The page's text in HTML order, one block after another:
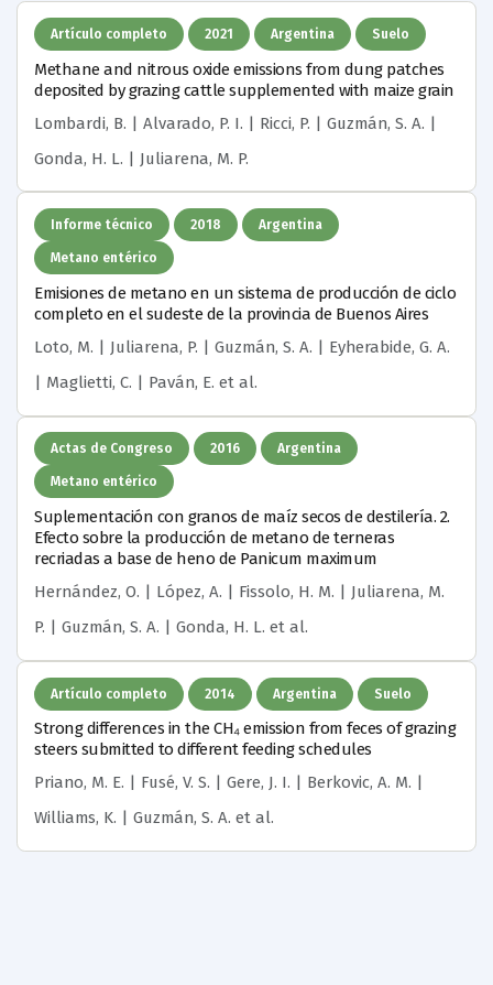
Artículo completo 2021 Argentina Suelo
Methane and nitrous oxide emissions from dung patches
deposited by grazing cattle supplemented with maize grain
Lombardi, B. | Alvarado, P. I. | Ricci, P. | Guzmán, S. A. |
Gonda, H. L. | Juliarena, M. P.
Informe técnico 2018 Argentina
Metano entérico
Emisiones de metano en un sistema de producción de ciclo
completo en el sudeste de la provincia de Buenos Aires
Loto, M. | Juliarena, P. | Guzmán, S. A. | Eyherabide, G. A.
| Maglietti, C. | Paván, E. et al.
Actas de Congreso 2016 Argentina
Metano entérico
Suplementación con granos de maíz secos de destilería. 2.
Efecto sobre la producción de metano de terneras
recriadas a base de heno de Panicum maximum
Hernández, O. | López, A. | Fissolo, H. M. | Juliarena, M.
P. | Guzmán, S. A. | Gonda, H. L. et al.
Artículo completo 2014 Argentina Suelo
Strong differences in the CH₄ emission from feces of grazing
steers submitted to different feeding schedules
Priano, M. E. | Fusé, V. S. | Gere, J. I. | Berkovic, A. M. |
Williams, K. | Guzmán, S. A. et al.